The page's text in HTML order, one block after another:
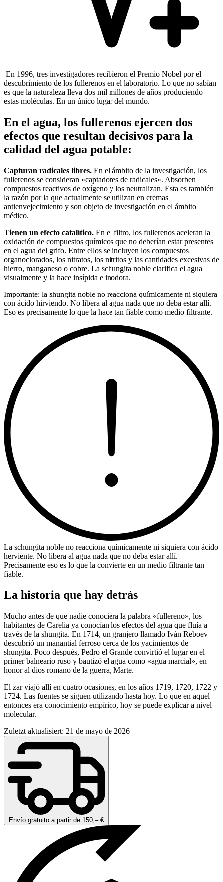
En 1996, tres investigadores recibieron el Premio Nobel por el
descubrimiento de los fullerenos en el laboratorio. Lo que no sabían
es que la naturaleza lleva dos mil millones de años produciendo
estas moléculas. En un único lugar del mundo.
En el agua, los fullerenos ejercen dos
efectos que resultan decisivos para la
calidad del agua potable:
Capturan radicales libres. En el ámbito de la investigación, los
fullerenos se consideran «captadores de radicales». Absorben
compuestos reactivos de oxígeno y los neutralizan. Esta es también
la razón por la que actualmente se utilizan en cremas
antienvejecimiento y son objeto de investigación en el ámbito
médico.
Tienen un efecto catalítico. En el filtro, los fullerenos aceleran la
oxidación de compuestos químicos que no deberían estar presentes
en el agua del grifo. Entre ellos se incluyen los compuestos
organoclorados, los nitratos, los nitritos y las cantidades excesivas de
hierro, manganeso o cobre. La schungita noble clarifica el agua
visualmente y la hace insípida e inodora.
Importante: la shungita noble no reacciona químicamente ni siquiera
con ácido hirviendo. No libera al agua nada que no deba estar allí.
Eso es precisamente lo que la hace tan fiable como medio filtrante.
La schungita noble no reacciona químicamente ni siquiera con ácido
herviente. No libera al agua nada que no deba estar allí.
Precisamente eso es lo que la convierte en un medio filtrante tan
fiable.
La historia que hay detrás
Mucho antes de que nadie conociera la palabra «fullereno», los
habitantes de Carelia ya conocían los efectos del agua que fluía a
través de la shungita. En 1714, un granjero llamado Iván Reboev
descubrió un manantial ferroso cerca de los yacimientos de
shungita. Poco después, Pedro el Grande convirtió el lugar en el
primer balneario ruso y bautizó el agua como «agua marcial», en
honor al dios romano de la guerra, Marte.
El zar viajó allí en cuatro ocasiones, en los años 1719, 1720, 1722 y
1724. Las fuentes se siguen utilizando hasta hoy. Lo que en aquel
entonces era conocimiento empírico, hoy se puede explicar a nivel
molecular.
Zuletzt aktualisiert: 21 de mayo de 2026
Envío gratuito a partir de 150,– €